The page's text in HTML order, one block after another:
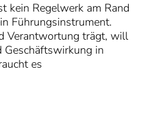
kein Regelwerk am Rand
Führungsinstrument.
Verantwortung trägt, will
Geschäftswirkung in
es